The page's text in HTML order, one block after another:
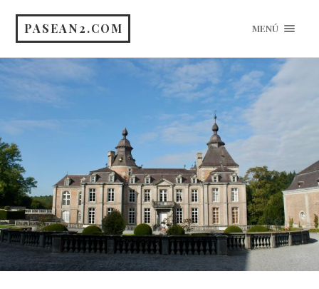
PASEAN2.COM MENÚ